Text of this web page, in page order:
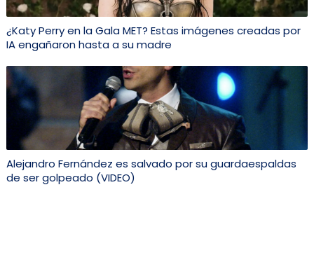
¿Katy Perry en la Gala MET? Estas imágenes creadas por
IA engañaron hasta a su madre
Alejandro Fernández es salvado por su guardaespaldas
de ser golpeado (VIDEO)